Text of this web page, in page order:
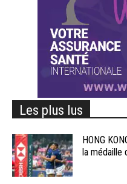
Les plus lus
HONG
la médaille